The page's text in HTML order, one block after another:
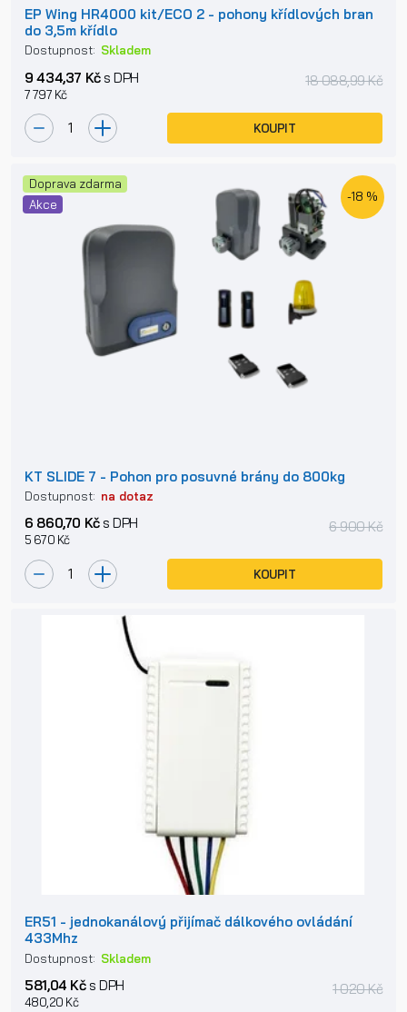
EP Wing HR4000 kit/ECO 2 - pohony křídlových bran
do 3,5m křídlo
Dostupnost: Skladem
9 434,37 Kčs DPH
7 797 Kč
18 088,99 Kč
KOUPIT
Doprava zdarma
Akce
-18 %
KT SLIDE 7 - Pohon pro posuvné brány do 800kg
Dostupnost: na dotaz
6 860,70 Kčs DPH
5 670 Kč
6 900 Kč
KOUPIT
ER51 - jednokanálový přijímač dálkového ovládání
433Mhz
Dostupnost: Skladem
581,04 Kčs DPH
480,20 Kč
1 020 Kč